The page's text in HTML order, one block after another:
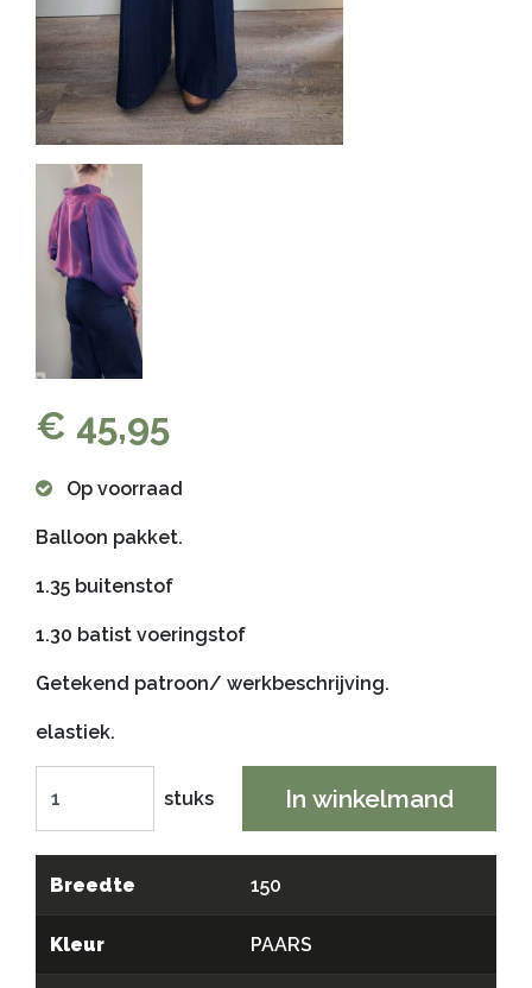
€ 45,95
Op voorraad
Balloon pakket.
1.35 buitenstof
1.30 batist voeringstof
Getekend patroon/ werkbeschrijving.
elastiek.
stuks In winkelmand
Breedte 150
Kleur PAARS